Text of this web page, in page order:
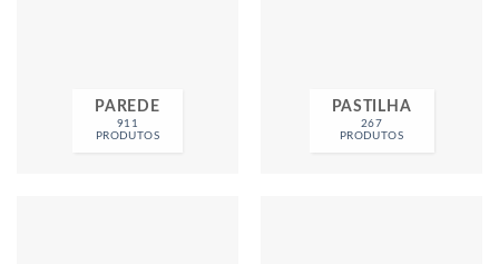
PAREDE
911
PRODUTOS
PASTILHA
267
PRODUTOS